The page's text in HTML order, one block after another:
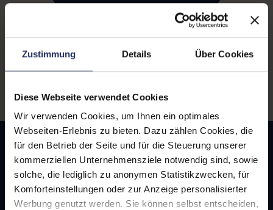
Zustimmung Details Über Cookies
Diese Webseite verwendet Cookies
Wir verwenden Cookies, um Ihnen ein optimales
Webseiten-Erlebnis zu bieten. Dazu zählen Cookies, die
für den Betrieb der Seite und für die Steuerung unserer
kommerziellen Unternehmensziele notwendig sind, sowie
solche, die lediglich zu anonymen Statistikzwecken, für
Komforteinstellungen oder zur Anzeige personalisierter
Werbung genutzt werden. Sie können selbst entscheiden,
Klagenfurt
Umwelt-, Ressourcen- &
Klimaschonend
Arbeit für Menschen mit
Behinderung
Auszeichnung Lions
Nachhaltigkeitspreis 2023